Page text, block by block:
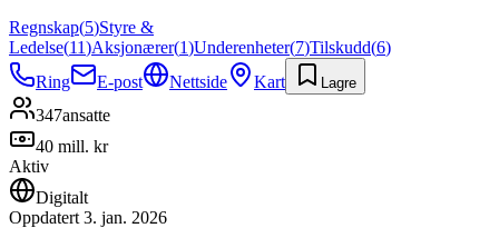
Regnskap(5)Styre &
Ledelse(11)Aksjonærer(1)Underenheter(7)Tilskudd(6)
Ring
E-post Nettside Kart Lagre
347ansatte
40 mill. kr
Aktiv
Digitalt
Oppdatert 3. jan. 2026